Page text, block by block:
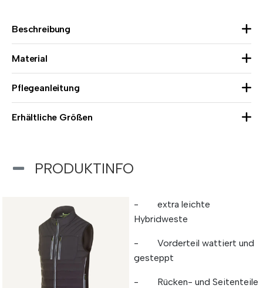
Beschreibung
Material
Pflegeanleitung
Erhältliche Größen
PRODUKTINFO
- extra leichte
Hybridweste
- Vorderteil wattiert und
gesteppt
- Rücken- und Seitenteile